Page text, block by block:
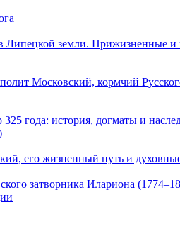
Липецкой земли. Прижизненные и
Московский, кормчий
года: история, догматы и
его жизненный путь и
затворника Илариона